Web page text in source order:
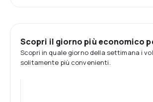
Scopri il giorno più economico
Scopri in quale giorno della settimana i
solitamente più convenienti.